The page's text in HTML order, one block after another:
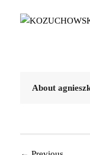
About